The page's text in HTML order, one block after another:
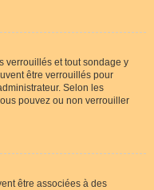
verrouillés et tout sondage y
être verrouillés pour
Selon les
pouvez ou non verrouiller
être associées à des